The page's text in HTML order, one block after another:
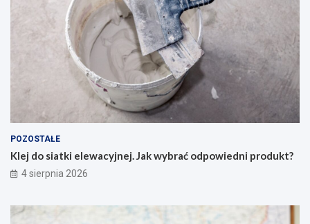
POZOSTAŁE
Klej do siatki elewacyjnej. Jak wybrać odpowiedni produkt?
4 sierpnia 2026